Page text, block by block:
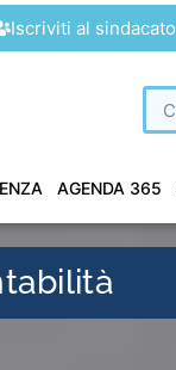
Iscriviti al sindacato
AGENDA 365